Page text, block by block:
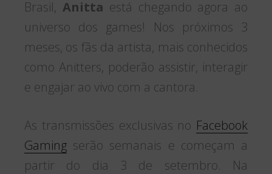
Brasil, Anitta está chegando agora ao
universo dos games! Nos próximos 3
meses, os fãs da artista, mais conhecidos
como Anitters, poderão assistir, interagir
e engajar ao vivo com a cantora.
As transmissões exclusivas no Facebook
Gaming serão semanais e começam a
partir do dia 3 de setembro. Na